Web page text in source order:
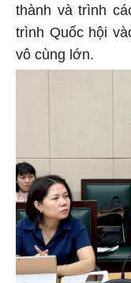
thành và trình
trình Quốc hội
vô cùng lớn.